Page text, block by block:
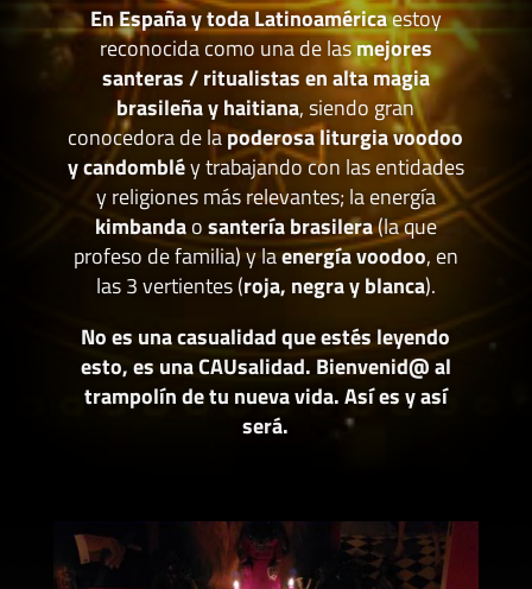
En España y toda Latinoaméricaestoy
reconocida como una de lasmejores
santeras / ritualistas en alta magia
brasileña y haitiana, siendo gran
conocedora de lapoderosa liturgia voodoo
y candombléy trabajando con las entidades
y religiones más relevantes; la energía
kimbandaosantería brasilera(la que
profeso de familia) y laenergía voodoo, en
las 3 vertientes (roja, negra y blanca).
No es una casualidad que estés leyendo
esto, es una CAUsalidad. Bienvenid@ al
trampolín de tu nueva vida. Así es y así
será.